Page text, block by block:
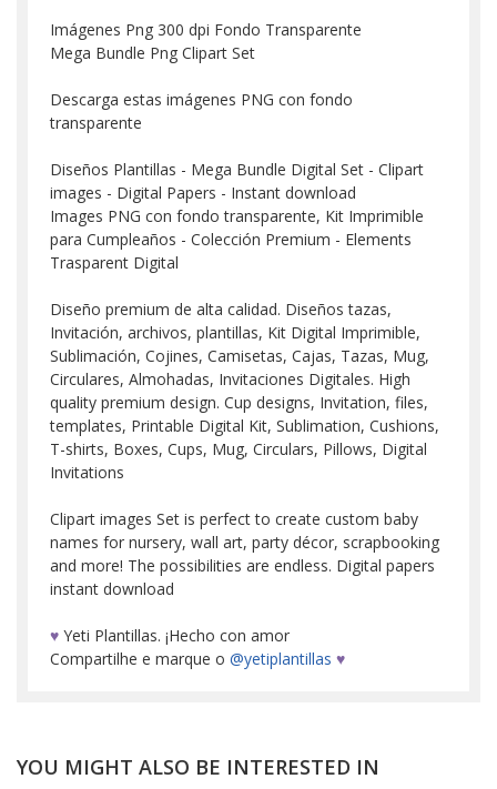
Imágenes Png 300 dpi Fondo Transparente
Mega Bundle Png Clipart Set
Descarga estas imágenes PNG con fondo
transparente
Diseños Plantillas - Mega Bundle Digital Set - Clipart
images - Digital Papers - Instant download
Images PNG con fondo transparente, Kit Imprimible
para Cumpleaños - Colección Premium - Elements
Trasparent Digital
Diseño premium de alta calidad. Diseños tazas,
Invitación, archivos, plantillas, Kit Digital Imprimible,
Sublimación, Cojines, Camisetas, Cajas, Tazas, Mug,
Circulares, Almohadas, Invitaciones Digitales. High
quality premium design. Cup designs, Invitation, files,
templates, Printable Digital Kit, Sublimation, Cushions,
T-shirts, Boxes, Cups, Mug, Circulars, Pillows, Digital
Invitations
Clipart images Set is perfect to create custom baby
names for nursery, wall art, party décor, scrapbooking
and more! The possibilities are endless. Digital papers
instant download
♥ Yeti Plantillas. ¡Hecho con amor
Compartilhe e marque o @yetiplantillas ♥
YOU MIGHT ALSO BE INTERESTED IN